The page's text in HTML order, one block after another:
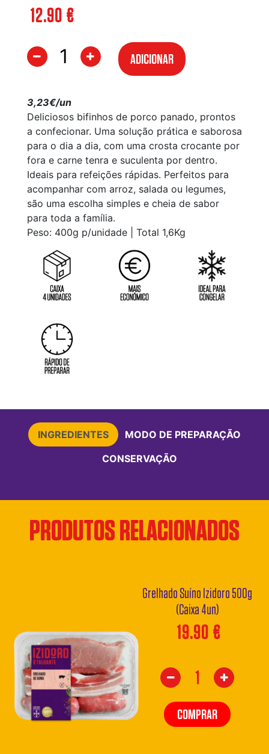
12.90 €
ADICIONAR
3,23€/un
Deliciosos bifinhos de porco panado, prontos
a confecionar. Uma solução prática e saborosa
para o dia a dia, com uma crosta crocante por
fora e carne tenra e suculenta por dentro.
Ideais para refeições rápidas. Perfeitos para
acompanhar com arroz, salada ou legumes,
são uma escolha simples e cheia de sabor
para toda a família.
Peso: 400g p/unidade | Total 1,6Kg
INGREDIENTES
MODO DE PREPARAÇÃO
CONSERVAÇÃO
PRODUTOS RELACIONADOS
Grelhado Suíno Izidoro 500g
(Caixa 4un)
19.90 €
COMPRAR